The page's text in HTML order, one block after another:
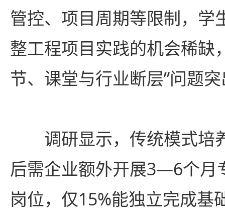
管控、项目周期等限制，学
整工程项目实践的机会稀缺
节、课堂与行业断层”问题
调研显示，传统模式培
后需企业额外开展3—6个月
岗位，仅15%能独立完成基